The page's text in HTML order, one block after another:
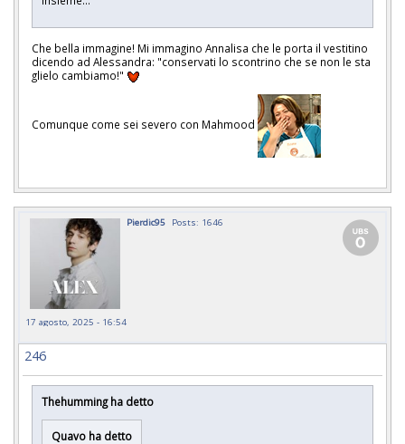
Che bella immagine! Mi immagino Annalisa che le porta il vestitino
dicendo ad Alessandra: "conservati lo scontrino che se non le sta
glielo cambiamo!"
Comunque come sei severo con Mahmood
Pierdic95 Posts: 1646
17 agosto, 2025 - 16:54
246
Thehumming ha detto
Quavo ha detto